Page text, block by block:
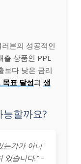
분의 성공적인
출 상품인 PPL
보다 낮은 금리
목표 달성과 생
능할까요?
는가가 아니
있습니다.” –